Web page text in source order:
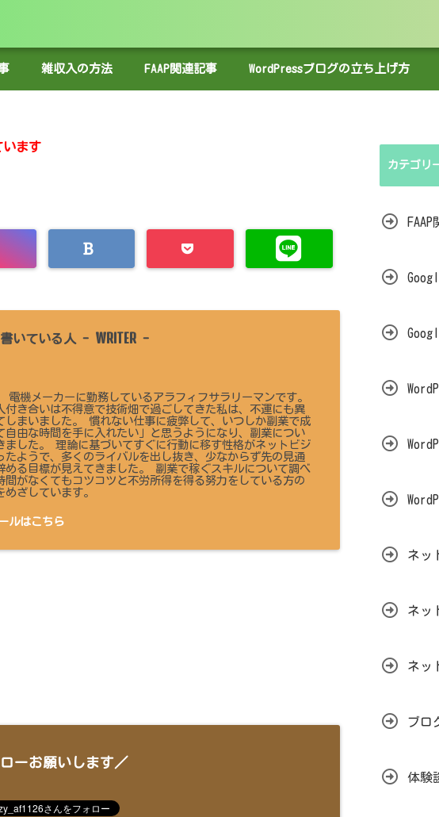
雑収入の方法 FAAP関連記事 WordPressブログの立ち上げ方
ます
いている人 - WRITER -
機メーカーに勤務しているアラフィフサラリーマンです。
付き合いは不得意で技術畑で過ごしてきた私は、不運にも異
しまいました。 慣れない仕事に疲弊して、いつしか副業で成
自由な時間を手に入れたい」と思うようになり、副業につい
ました。 理論に基づいてすぐに行動に移す性格がネットビジ
たようで、多くのライバルを出し抜き、少なからず先の見通
める目標が見えてきました。 副業で稼ぐスキルについて調べ
間がなくてもコツコツと不労所得を得る努力をしている方の
ざしています。
ルはこちら
ーお願いします／
カテゴリ
ネッ
ネッ
ネッ
ブロ
体験